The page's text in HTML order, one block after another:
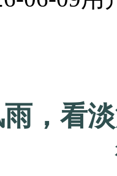
，看